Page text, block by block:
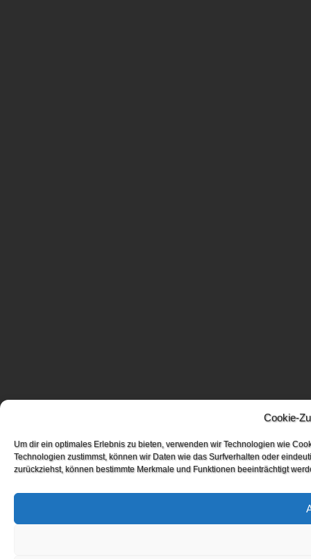
Cookie-
Um dir ein optimales Erlebnis zu bieten, verwenden wir Technologien wie
Technologien zustimmst, können wir Daten wie das Surfverhalten oder
zurückziehst, können bestimmte Merkmale und Funktionen beeinträchtigt